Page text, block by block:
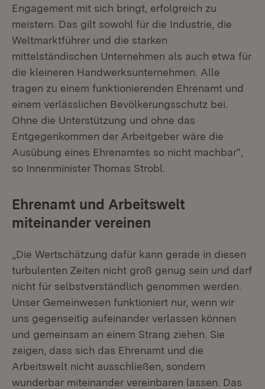
Engagement mit sich bringt, erfolgreich zu
meistern. Das gilt sowohl für die Industrie, die
Weltmarktführer und die starken
mittelständischen Unternehmen als auch etwa für
die kleineren Handwerksunternehmen. Alle
tragen zu einem funktionierenden Ehrenamt und
einem verlässlichen Bevölkerungsschutz bei.
Ohne die Unterstützung und ohne das
Entgegenkommen der Arbeitgeber wäre die
Ausübung eines Ehrenamtes so nicht machbar“,
so Innenminister Thomas Strobl.
Ehrenamt und Arbeitswelt
miteinander vereinen
„Die Wertschätzung dafür kann gerade in diesen
turbulenten Zeiten nicht groß genug sein und darf
nicht für selbstverständlich genommen werden.
Unser Gemeinwesen funktioniert nur, wenn wir
uns gegenseitig aufeinander verlassen können
und gemeinsam an einem Strang ziehen. Sie
zeigen, dass sich das Ehrenamt und die
Arbeitswelt nicht ausschließen, sondern
wunderbar miteinander vereinbaren lassen. Das